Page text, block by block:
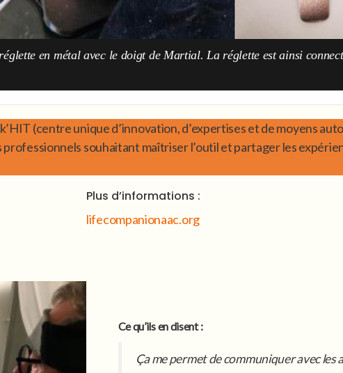
en métal avec le doigt de Martial. La réglette est ainsi
(centre unique d’innovation, d’expertises et de moyens
souhaitant maîtriser l’outil et partager les
Plus d’informations :
lifecompanionaac.org
Ce qu’ils en disent :
Ça me permet de communiquer avec les